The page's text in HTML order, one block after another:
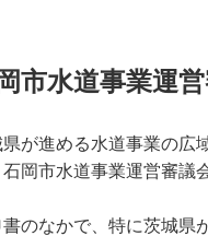
市水道事業運
が進める水道事業の広
石岡市水道事業運営審議
のなかで、特に茨城県